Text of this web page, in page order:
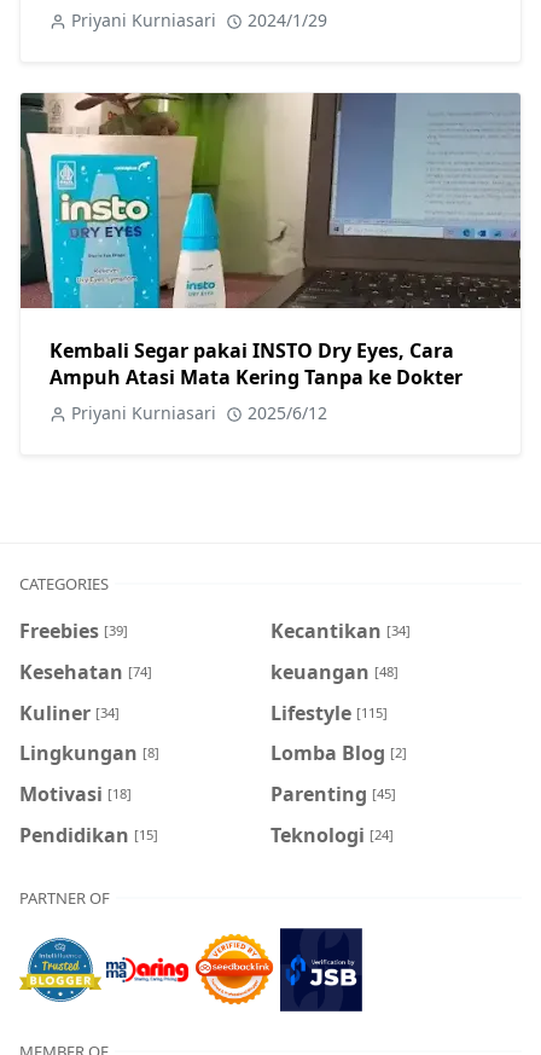
Priyani Kurniasari 2024/1/29
Kembali Segar pakai INSTO Dry Eyes, Cara
Ampuh Atasi Mata Kering Tanpa ke Dokter
Priyani Kurniasari 2025/6/12
CATEGORIES
Freebies [39] Kecantikan [34]
Kesehatan [74] keuangan [48]
Kuliner [34] Lifestyle [115]
Lingkungan [8] Lomba Blog [2]
Motivasi [18] Parenting [45]
Pendidikan [15] Teknologi [24]
PARTNER OF